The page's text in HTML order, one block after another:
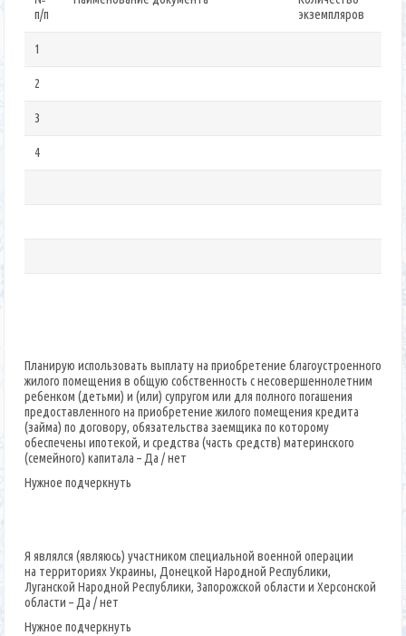
п/п
экземпляров
1
2
3
4
Планирую использовать выплату на приобретение благоустроенного
жилого помещения в общую собственность с несовершеннолетним
ребенком (детьми) и (или) супругом или для полного погашения
предоставленного на приобретение жилого помещения кредита
(займа) по договору, обязательства заемщика по которому
обеспечены ипотекой, и средства (часть средств) материнского
(семейного) капитала – Да / нет
Нужное подчеркнуть
Я являлся (являюсь) участником специальной военной операции
на территориях Украины, Донецкой Народной Республики,
Луганской Народной Республики, Запорожской области и Херсонской
области – Да / нет
Нужное подчеркнуть